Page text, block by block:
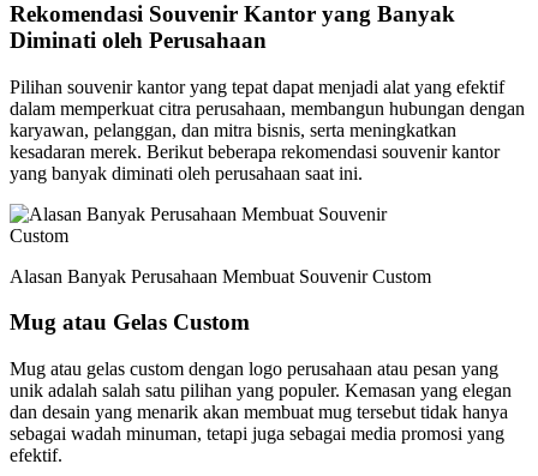
Rekomendasi Souvenir Kantor yang Banyak
Diminati oleh Perusahaan
Pilihan souvenir kantor yang tepat dapat menjadi alat yang efektif
dalam memperkuat citra perusahaan, membangun hubungan dengan
karyawan, pelanggan, dan mitra bisnis, serta meningkatkan
kesadaran merek. Berikut beberapa rekomendasi souvenir kantor
yang banyak diminati oleh perusahaan saat ini.
Alasan Banyak Perusahaan Membuat Souvenir Custom
Mug atau Gelas Custom
Mug atau gelas custom dengan logo perusahaan atau pesan yang
unik adalah salah satu pilihan yang populer. Kemasan yang elegan
dan desain yang menarik akan membuat mug tersebut tidak hanya
sebagai wadah minuman, tetapi juga sebagai media promosi yang
efektif.